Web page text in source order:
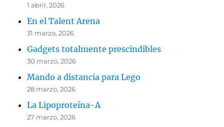
1 abril, 2026
En el Talent Arena
31 marzo, 2026
Gadgets totalmente prescindibles
30 marzo, 2026
Mando a distancia para Lego
28 marzo, 2026
La Lipoproteína-A
27 marzo, 2026